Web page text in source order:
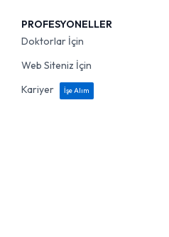
PROFESYONELLER
Doktorlar İçin
Web Siteniz İçin
Kariyer
İşe Alım